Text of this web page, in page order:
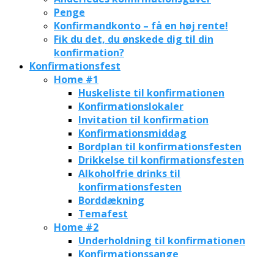
Penge
Konfirmandkonto – få en høj rente!
Fik du det, du ønskede dig til din
konfirmation?
Konfirmationsfest
Home #1
Huskeliste til konfirmationen
Konfirmationslokaler
Invitation til konfirmation
Konfirmationsmiddag
Bordplan til konfirmationsfesten
Drikkelse til konfirmationsfesten
Alkoholfrie drinks til
konfirmationsfesten
Borddækning
Temafest
Home #2
Underholdning til konfirmationen
Konfirmationssange